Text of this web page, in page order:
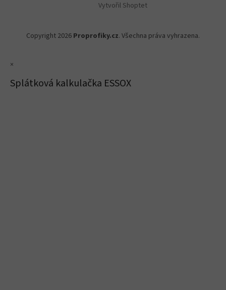
Vytvořil Shoptet
Copyright 2026 Proprofiky.cz. Všechna práva vyhrazena.
×
Splátková kalkulačka ESSOX